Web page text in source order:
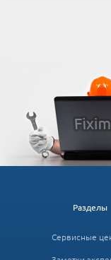
Разделы
Сервисные